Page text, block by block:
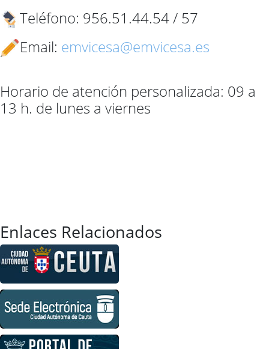
Teléfono: 956.51.44.54 / 57
Email: emvicesa@emvicesa.es
Horario de atención personalizada: 09 a
13 h. de lunes a viernes
Enlaces Relacionados